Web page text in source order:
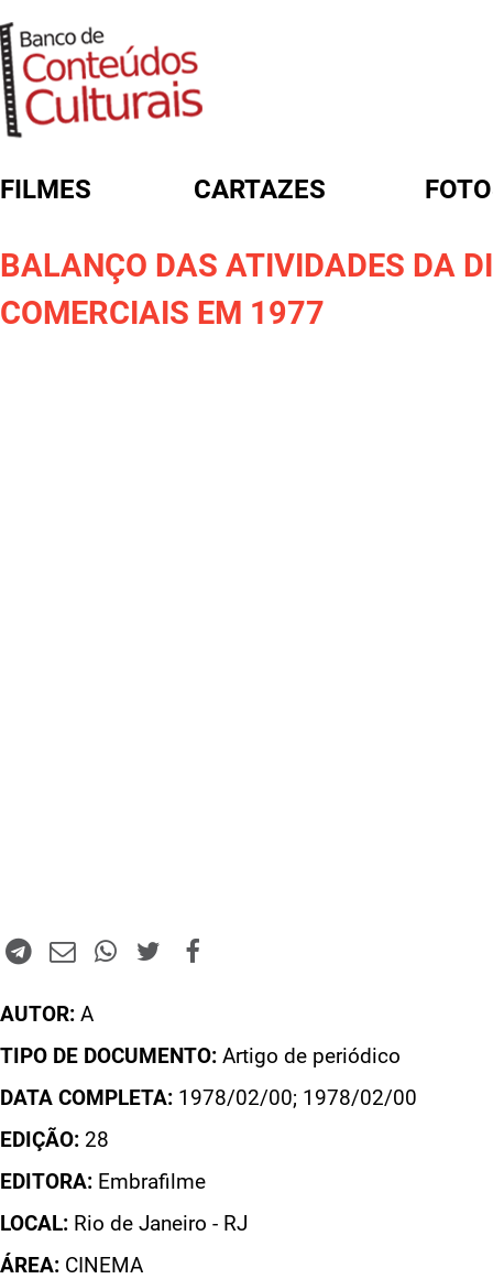
FILMES CARTAZES
BALANÇO DAS ATIVIDADES DA
COMERCIAIS EM 1977
AUTOR: A
TIPO DE DOCUMENTO: Artigo de periódico
DATA COMPLETA: 1978/02/00; 1978/02/00
EDIÇÃO: 28
EDITORA: Embrafilme
LOCAL: Rio de Janeiro - RJ
ÁREA: CINEMA
FORMULÁRIO DE BUSCA